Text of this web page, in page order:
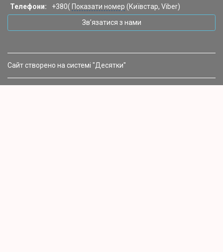
Телефони: +380( Показати номер (Київстар, Viber)
Зв’язатися з нами
Сайт створено на системі "Десятки"